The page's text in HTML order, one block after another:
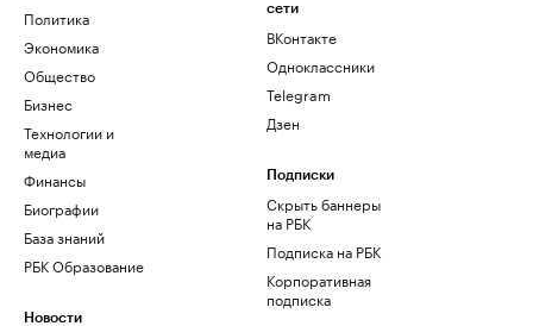
Политика
Экономика
Общество
Бизнес
Технологии и
медиа
Финансы
Биографии
База знаний
РБК Образование
Новости
сети
ВКонтакте
Одноклассники
Telegram
Дзен
Подписки
Скрыть баннеры
на РБК
Подписка на РБК
Корпоративная
подписка